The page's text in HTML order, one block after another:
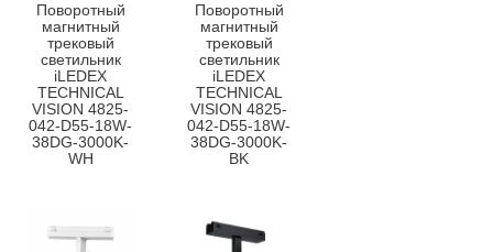
Поворотный
магнитный
трековый
светильник
iLEDEX
TECHNICAL
VISION 4825-
042-D55-18W-
38DG-3000K-
WH
Поворотный
магнитный
трековый
светильник
iLEDEX
TECHNICAL
VISION 4825-
042-D55-18W-
38DG-3000K-
BK